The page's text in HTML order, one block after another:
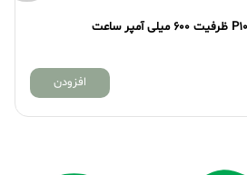
افزودن